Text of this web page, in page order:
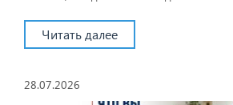
Читать далее
28.07.2026